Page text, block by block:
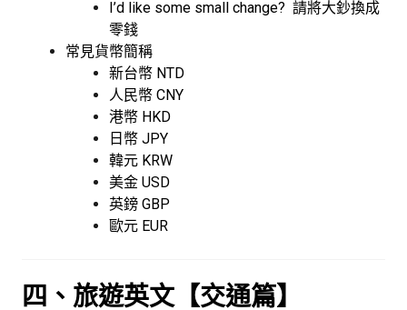
I’d like some small change? 請將大鈔換成
零錢
常見貨幣簡稱
新台幣 NTD
人民幣 CNY
港幣 HKD
日幣 JPY
韓元 KRW
美金 USD
英鎊 GBP
歐元 EUR
四、旅遊英文【交通篇】